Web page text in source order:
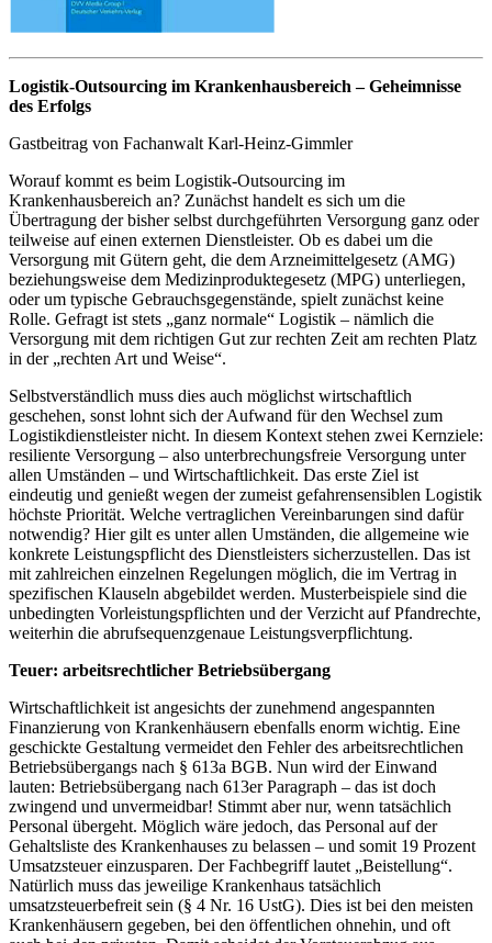
Logistik-Outsourcing im Krankenhausbereich – Geheimnisse
des Erfolgs
Gastbeitrag von Fachanwalt Karl-Heinz-Gimmler
Worauf kommt es beim Logistik-Outsourcing im
Krankenhausbereich an? Zunächst handelt es sich um die
Übertragung der bisher selbst durchgeführten Versorgung ganz oder
teilweise auf einen externen Dienstleister. Ob es dabei um die
Versorgung mit Gütern geht, die dem Arzneimittelgesetz (AMG)
beziehungsweise dem Medizinproduktegesetz (MPG) unterliegen,
oder um typische Gebrauchsgegenstände, spielt zunächst keine
Rolle. Gefragt ist stets „ganz normale“ Logistik – nämlich die
Versorgung mit dem richtigen Gut zur rechten Zeit am rechten Platz
in der „rechten Art und Weise“.
Selbstverständlich muss dies auch möglichst wirtschaftlich
geschehen, sonst lohnt sich der Aufwand für den Wechsel zum
Logistikdienstleister nicht. In diesem Kontext stehen zwei Kernziele:
resiliente Versorgung – also unterbrechungsfreie Versorgung unter
allen Umständen – und Wirtschaftlichkeit. Das erste Ziel ist
eindeutig und genießt wegen der zumeist gefahrensensiblen Logistik
höchste Priorität. Welche vertraglichen Vereinbarungen sind dafür
notwendig? Hier gilt es unter allen Umständen, die allgemeine wie
konkrete Leistungspflicht des Dienstleisters sicherzustellen. Das ist
mit zahlreichen einzelnen Regelungen möglich, die im Vertrag in
spezifischen Klauseln abgebildet werden. Musterbeispiele sind die
unbedingten Vorleistungspflichten und der Verzicht auf Pfandrechte,
weiterhin die abrufsequenzgenaue Leistungsverpflichtung.
Teuer: arbeitsrechtlicher Betriebsübergang
Wirtschaftlichkeit ist angesichts der zunehmend angespannten
Finanzierung von Krankenhäusern ebenfalls enorm wichtig. Eine
geschickte Gestaltung vermeidet den Fehler des arbeitsrechtlichen
Betriebsübergangs nach § 613a BGB. Nun wird der Einwand
lauten: Betriebsübergang nach 613er Paragraph – das ist doch
zwingend und unvermeidbar! Stimmt aber nur, wenn tatsächlich
Personal übergeht. Möglich wäre jedoch, das Personal auf der
Gehaltsliste des Krankenhauses zu belassen – und somit 19 Prozent
Umsatzsteuer einzusparen. Der Fachbegriff lautet „Beistellung“.
Natürlich muss das jeweilige Krankenhaus tatsächlich
umsatzsteuerbefreit sein (§ 4 Nr. 16 UstG). Dies ist bei den meisten
Krankenhäusern gegeben, bei den öffentlichen ohnehin, und oft